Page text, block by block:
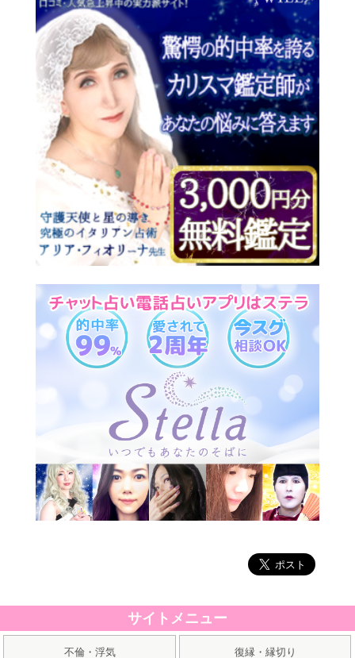
サイトメニュー
不倫・浮気 復縁・縁切り